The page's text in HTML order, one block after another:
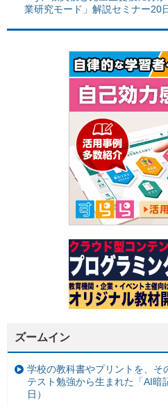
業研究モード」解説セミナー20
ズームイン
学校の教科書やプリントを、
テスト勉強から生まれた「AI暗
日）